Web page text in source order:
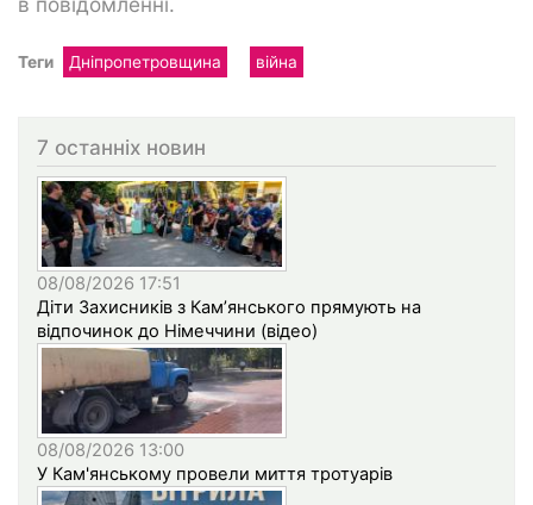
Теги Дніпропетровщина війна
7 останніх новин
08/08/2026 17:51
Діти Захисників з Кам’янського прямують на
відпочинок до Німеччини (відео)
08/08/2026 13:00
У Кам'янському провели миття тротуарів